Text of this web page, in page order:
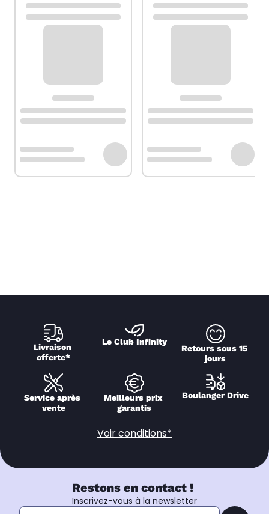
Livraison
offerte*
Le Club Infinity
Retours sous 15
jours
Service après
vente
Meilleurs prix
garantis
Boulanger Drive
Voir conditions*
Restons en contact !
Inscrivez-vous à la newsletter